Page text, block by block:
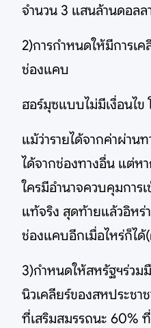
จำนวน 3 แสนล้านดอลล
2)การกำหนดให้มีการเ
ช่องแคบ
ฮอร์มุซแบบไม่มีเงื่อนไข
แม้ว่ารายได้จากค่าผ่าน
ได้จากช่องทางอื่น แต่หา
ใครมีอำนาจควบคุมการ
แท้จริง สุดท้ายแล้วอิหร่
ช่องแคบอีกเมื่อไหร่ก็ได้
3)กำหนดให้สหรัฐฯร่ว
นิวเคลียร์ของสหประชา
ที่เสริมสมรรถนะ 60%